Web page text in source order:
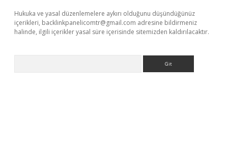
Hukuka ve yasal düzenlemelere aykırı olduğunu düşündüğünüz
içerikleri, backlinkpanelicomtr@gmail.com adresine bildirmeniz
halinde, ilgili içerikler yasal süre içerisinde sitemizden kaldırılacaktır.